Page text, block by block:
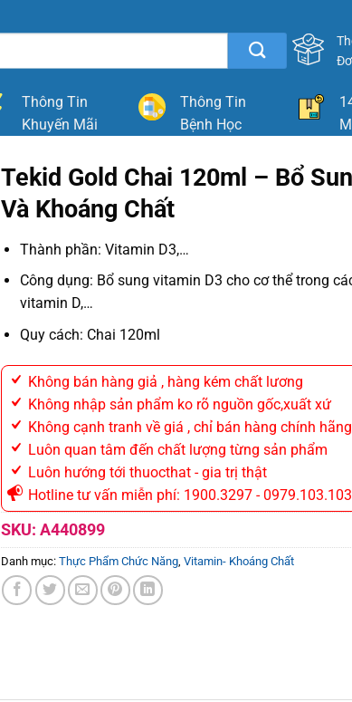
Thông Tin
Khuyến Mãi
Thông Tin
Bệnh Học
Tekid Gold Chai 120ml – Bổ
Và Khoáng Chất
Thành phần: Vitamin D3,…
Công dụng: Bổ sung vitamin D3 cho cơ thể trong
vitamin D,…
Quy cách: Chai 120ml
Không bán hàng giả , hàng kém chất lương
Không nhập sản phẩm ko rõ nguồn gốc,xuất xứ
Không cạnh tranh về giá , chỉ bán hàng chính hãng
Luôn quan tâm đến chất lượng từng sản phẩm
Luôn hướng tới thuocthat - gia trị thật
Hotline tư vấn miễn phí: 1900.3297 - 0979.103.103
SKU: A440899
Danh mục: Thực Phẩm Chức Năng, Vitamin- Khoáng Chất